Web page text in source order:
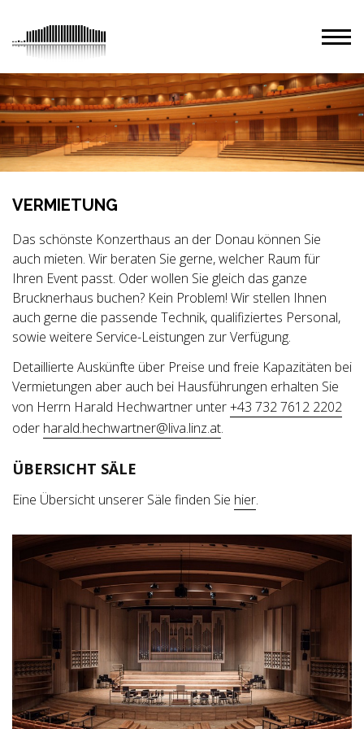
VERMIETUNG
Das schönste Konzerthaus an der Donau können Sie
auch mieten. Wir beraten Sie gerne, welcher Raum für
Ihren Event passt. Oder wollen Sie gleich das ganze
Brucknerhaus buchen? Kein Problem! Wir stellen Ihnen
auch gerne die passende Technik, qualifiziertes Personal,
sowie weitere Service-Leistungen zur Verfügung.
Detaillierte Auskünfte über Preise und freie Kapazitäten bei
Vermietungen aber auch bei Hausführungen erhalten Sie
von Herrn Harald Hechwartner unter+43 732 7612 2202
oder harald.hechwartner@liva.linz.at.
ÜBERSICHT SÄLE
Eine Übersicht unserer Säle finden Sie hier.